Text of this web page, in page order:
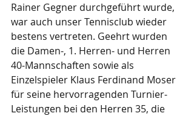
Rainer Gegner durchgeführt wurde,
war auch unser Tennisclub wieder
bestens vertreten. Geehrt wurden
die Damen-, 1. Herren- und Herren
40-Mannschaften sowie als
Einzelspieler Klaus Ferdinand Moser
für seine hervorragenden Turnier-
Leistungen bei den Herren 35, die